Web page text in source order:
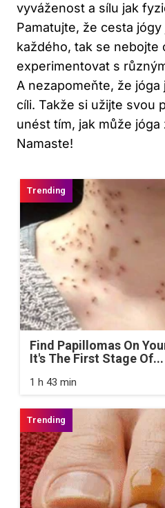
vyváženost a sílu jak
Pamatujte, že cesta
každého, tak se nebojte
experimentovat s
A nezapomeňte, že
cíli. Takže si užijte svou
unést tím, jak může
Namaste!
Find Papillomas On
It's The First Stage Of...
1 h 43 min